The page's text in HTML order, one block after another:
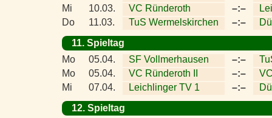
Mi
10.03. VC Ründeroth –:–
Do
11.03. TuS Wermelskirchen –:–
11. Spieltag
Mo
05.04. SF Vollmerhausen –:–
Mo
05.04. VC Ründeroth II –:–
Mi
07.04. Leichlinger TV 1 –:–
12. Spieltag